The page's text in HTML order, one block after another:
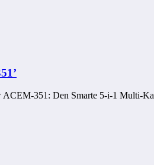
351: Den Smarte 5-i-1 Multi-